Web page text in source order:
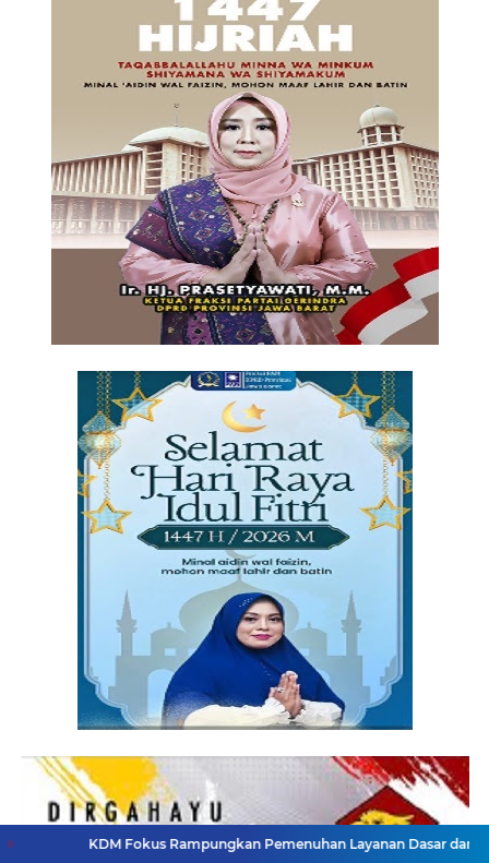
Fokus Rampungkan Pemenuhan Layanan Dasar dan Konektivitas